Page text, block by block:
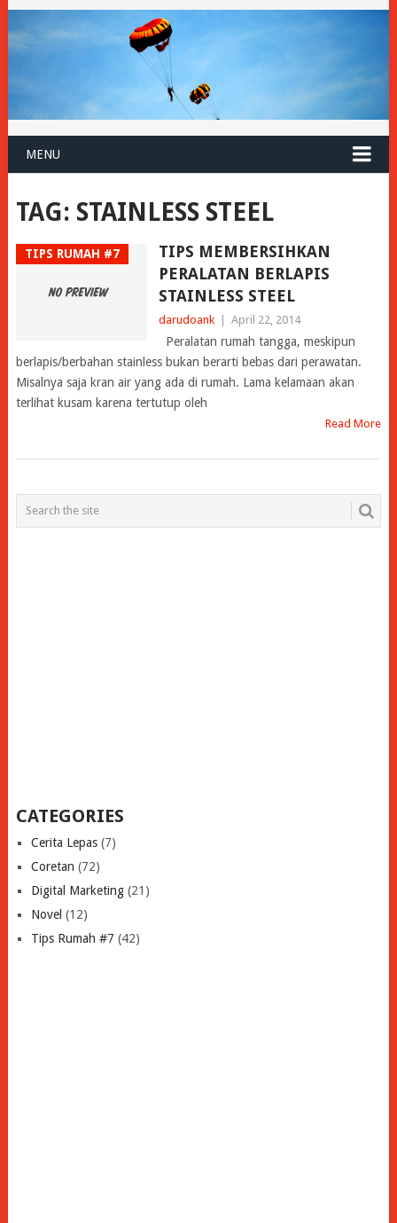
MENU
TAG: STAINLESS STEEL
TIPS RUMAH #7
TIPS MEMBERSIHKAN
PERALATAN BERLAPIS
STAINLESS STEEL
darudoank April 22, 2014
Peralatan rumah tangga, meskipun
berlapis/berbahan stainless bukan berarti bebas dari perawatan.
Misalnya saja kran air yang ada di rumah. Lama kelamaan akan
terlihat kusam karena tertutup oleh
Read More
POSTS
NAVIGATION
CATEGORIES
Cerita Lepas(7)
Coretan (72)
Digital Marketing(21)
Novel (12)
Tips Rumah #7 (42)